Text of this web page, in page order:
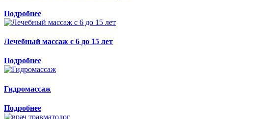
Подробнее
Лечебный массаж с 6 до 15 лет
Подробнее
Гидромассаж
Подробнее